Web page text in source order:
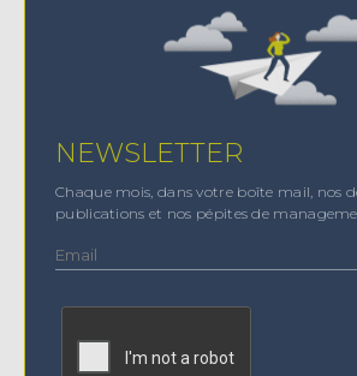
NEWSLETTER
Chaque mois, dans votre boîte mail, nos
publications et nos pépites de